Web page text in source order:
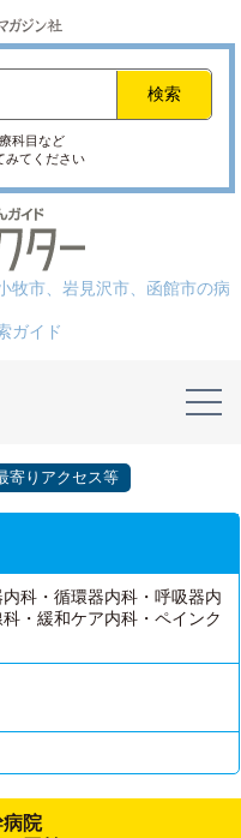
科目など
みてください
牧市、岩見沢市、函館市の病
ガイド
寄りアクセス等
科・循環器内科・呼吸器内
・緩和ケア内科・ペインク
院